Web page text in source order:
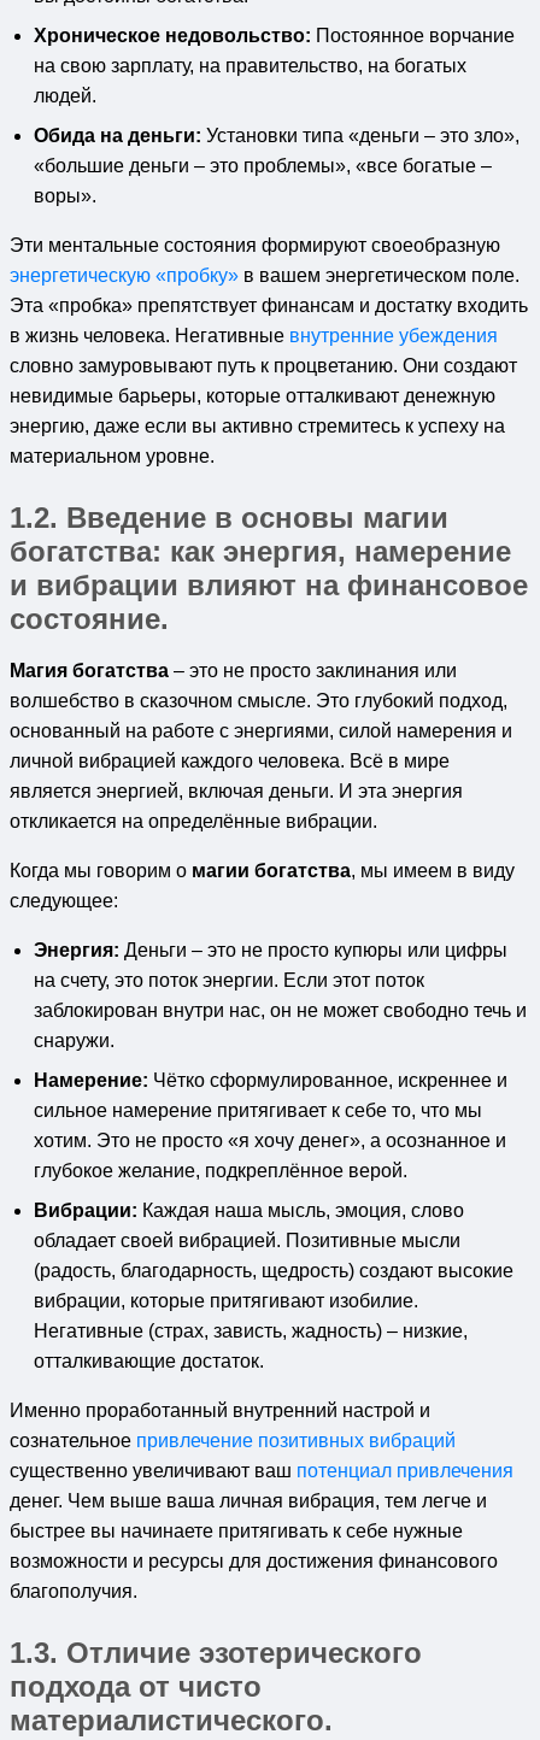
Хроническое недовольство: Постоянное ворчание
на свою зарплату, на правительство, на богатых
людей.
Обида на деньги: Установки типа «деньги – это зло»,
«большие деньги – это проблемы», «все богатые –
воры».
Эти ментальные состояния формируют своеобразную
энергетическую «пробку» в вашем энергетическом поле.
Эта «пробка» препятствует финансам и достатку входить
в жизнь человека. Негативные внутренние убеждения
словно замуровывают путь к процветанию. Они создают
невидимые барьеры, которые отталкивают денежную
энергию, даже если вы активно стремитесь к успеху на
материальном уровне.
1.2. Введение в основы магии
богатства: как энергия, намерение
и вибрации влияют на финансовое
состояние.
Магия богатства – это не просто заклинания или
волшебство в сказочном смысле. Это глубокий подход,
основанный на работе с энергиями, силой намерения и
личной вибрацией каждого человека. Всё в мире
является энергией, включая деньги. И эта энергия
откликается на определённые вибрации.
Когда мы говорим о магии богатства, мы имеем в виду
следующее:
Энергия: Деньги – это не просто купюры или цифры
на счету, это поток энергии. Если этот поток
заблокирован внутри нас, он не может свободно течь и
снаружи.
Намерение: Чётко сформулированное, искреннее и
сильное намерение притягивает к себе то, что мы
хотим. Это не просто «я хочу денег», а осознанное и
глубокое желание, подкреплённое верой.
Вибрации: Каждая наша мысль, эмоция, слово
обладает своей вибрацией. Позитивные мысли
(радость, благодарность, щедрость) создают высокие
вибрации, которые притягивают изобилие.
Негативные (страх, зависть, жадность) – низкие,
отталкивающие достаток.
Именно проработанный внутренний настрой и
сознательное привлечение позитивных вибраций
существенно увеличивают ваш потенциал привлечения
денег. Чем выше ваша личная вибрация, тем легче и
быстрее вы начинаете притягивать к себе нужные
возможности и ресурсы для достижения финансового
благополучия.
1.3. Отличие эзотерического
подхода от чисто
материалистического.